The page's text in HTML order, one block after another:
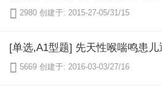
 2980 创建于: 2015-27-05/31/15
 5669 创建于: 2016-03-03/27/16